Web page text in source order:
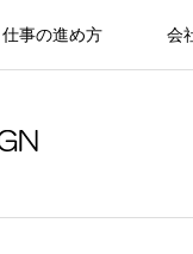
仕事の進め方 会